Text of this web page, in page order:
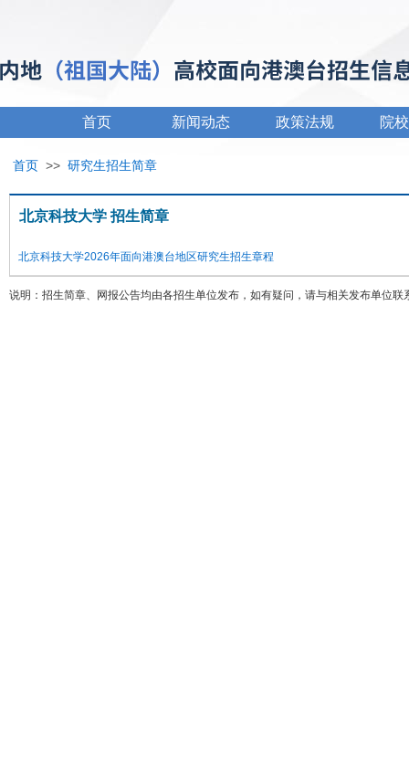
首页 新闻动态 政策法规 院
首页 >> 研究生招生简章
北京科技大学 招生简章
北京科技大学2026年面向港澳台地区研究生招生章程
说明：招生简章、网报公告均由各招生单位发布，如有疑问，请与相关发布单位